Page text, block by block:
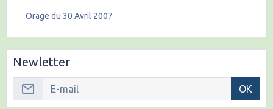
Orage du 30 Avril 2007
Newletter
OK